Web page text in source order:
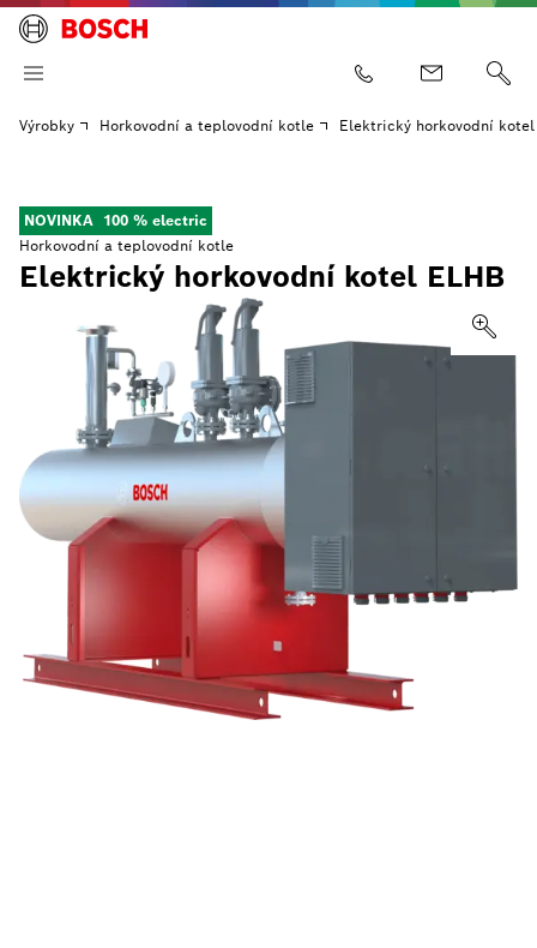
Výrobky Horkovodní a teplovodní kotle Elektrický horkovodní kotel
NOVINKA 100 % electric
Horkovodní a teplovodní kotle
Elektrický horkovodní kotel ELHB